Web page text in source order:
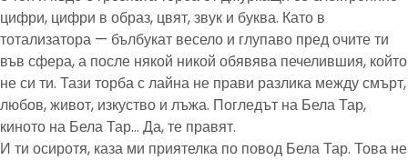
цифри, цифри в образ, цвят, звук и буква. Като в
тотализатора — бълбукат весело и глупаво пред очите ти
във сфера, а после някой никой обявява печелившия, който
не си ти. Тази торба с лайна не прави разлика между смърт,
любов, живот, изкуство и лъжа. Погледът на Бела Тар,
киното на Бела Тар… Да, те правят.
И ти осиротя, каза ми приятелка по повод Бела Тар. Това не